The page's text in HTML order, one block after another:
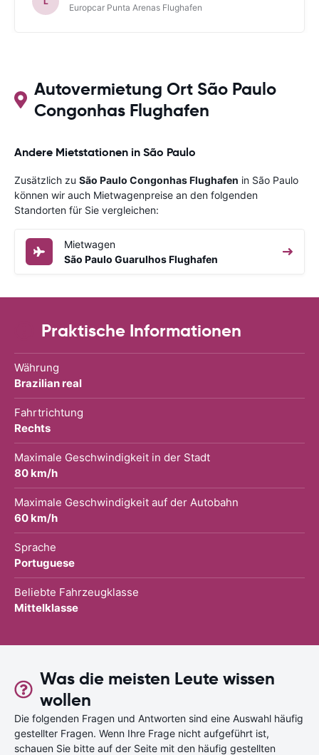
Europcar Punta Arenas Flughafen
Autovermietung Ort São Paulo
Congonhas Flughafen
Andere Mietstationen in São Paulo
Zusätzlich zu São Paulo Congonhas Flughafen in São Paulo
können wir auch Mietwagenpreise an den folgenden
Standorten für Sie vergleichen:
Mietwagen
São Paulo Guarulhos Flughafen
Praktische Informationen
Währung
Brazilian real
Fahrtrichtung
Rechts
Maximale Geschwindigkeit in der Stadt
80 km/h
Maximale Geschwindigkeit auf der Autobahn
60 km/h
Sprache
Portuguese
Beliebte Fahrzeugklasse
Mittelklasse
Was die meisten Leute wissen
wollen
Die folgenden Fragen und Antworten sind eine Auswahl häufig
gestellter Fragen. Wenn Ihre Frage nicht aufgeführt ist,
schauen Sie bitte auf der Seite mit den häufig gestellten